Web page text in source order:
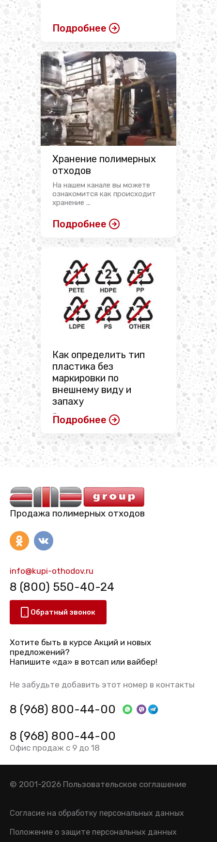
Подробнее
Хранение полимерных
отходов
На нашем канале вы можете
ознакомится как происходит
хранение ...
Подробнее
Как определить тип
пластика без
маркировки по
внешнему виду и
запаху
Сегодня используется много
различных типов пластмассы.
Полимерные изделия оказались
...
Подробнее
Продажа полимерных отходов
info@kupi-othodov.ru
8 (800) 550-40-24
Обратный звонок
Хотите быть в курсе Акций и новых
предложений?
Напишите «да» в вотсап или вайбер!
Не забудьте добавить этот номер в контакты
8 (968) 800-44-00
8 (968) 800-44-00
Офис продаж с 9 до 18
© 2001-2026 Пользовательское соглашение
Согласие на обработку персональных данных
Положение о защите персональных данных